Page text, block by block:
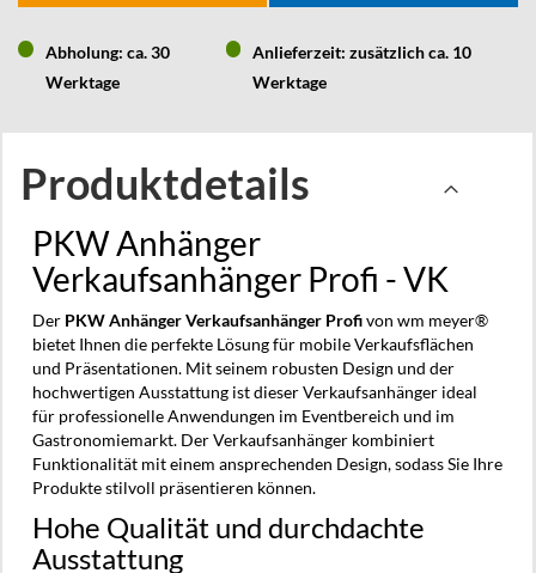
Abholung: ca. 30
Werktage
Anlieferzeit: zusätzlich ca. 10
Werktage
Produktdetails
PKW Anhänger
Verkaufsanhänger Profi - VK
Der PKW Anhänger Verkaufsanhänger Profivon wm meyer®
bietet Ihnen die perfekte Lösung für mobile Verkaufsflächen
und Präsentationen. Mit seinem robusten Design und der
hochwertigen Ausstattung ist dieser Verkaufsanhänger ideal
für professionelle Anwendungen im Eventbereich und im
Gastronomiemarkt. Der Verkaufsanhänger kombiniert
Funktionalität mit einem ansprechenden Design, sodass Sie Ihre
Produkte stilvoll präsentieren können.
Hohe Qualität und durchdachte
Ausstattung